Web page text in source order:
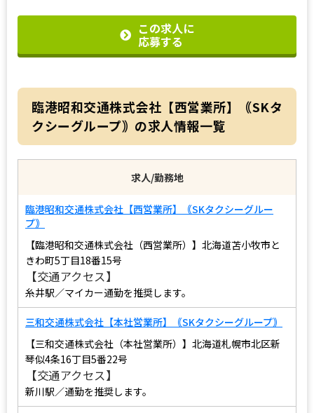
この求人に
応募する
臨港昭和交通株式会社【西営業所】｟SKタ
クシーグループ｠の求人情報一覧
求人/勤務地
臨港昭和交通株式会社【西営業所】｟SKタクシーグルー
プ｠
【臨港昭和交通株式会社（西営業所）】北海道苫小牧市と
きわ町5丁目18番15号
【交通アクセス】
糸井駅／マイカー通勤を推奨します。
三和交通株式会社【本社営業所】｟SKタクシーグループ｠
【三和交通株式会社（本社営業所）】北海道札幌市北区新
琴似4条16丁目5番22号
【交通アクセス】
新川駅／通勤を推奨します。